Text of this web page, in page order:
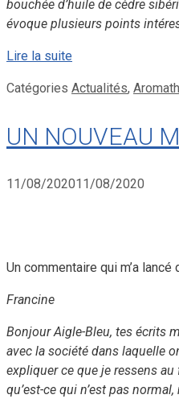
bouchée d’huile de cèdre
évoque plusieurs points
Lire la suite
Catégories Actualités,
UN NOUVEAU
11/08/202011/08/2020
Un commentaire qui m’a
Francine
Bonjour Aigle-Bleu, tes écrits
avec la société dans laquelle
expliquer ce que je ressens
qu’est-ce qui n’est pas